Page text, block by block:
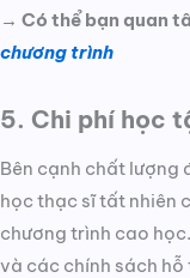
→ Có thể bạn quan
chương trình
5. Chi phí học
Bên cạnh chất lượng
học thạc sĩ tất nhiên
chương trình cao
và các chính sách